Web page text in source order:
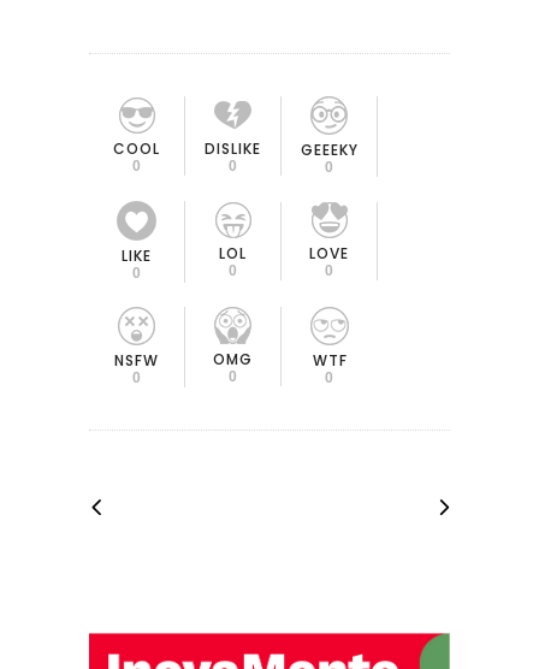
COOL
0
DISLIKE
0
GEEEKY
0
LIKE
0
LOL
0
LOVE
0
NSFW
0
OMG
0
WTF
0